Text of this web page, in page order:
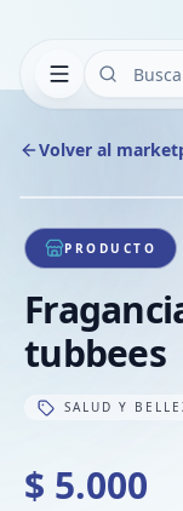
Volver al
1/1
PRODUCTO
tubbees
SALUD Y
$ 5.000